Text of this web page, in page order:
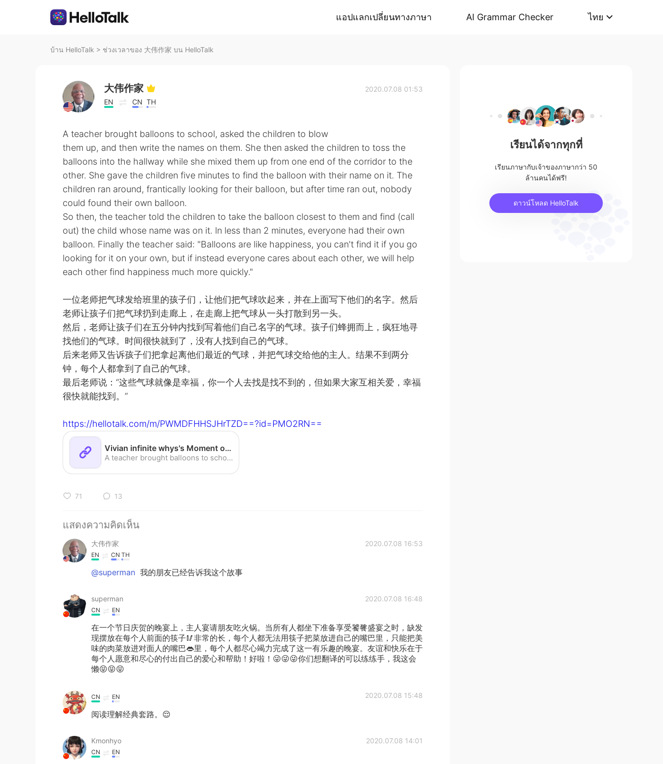
แอปแลกเปลี่ยนทางภาษา AI Grammar Checker ไทย
บ้าน HelloTalk > ช่วงเวลาของ 大伟作家 บน HelloTalk
大伟作家
EN CN TH
2020.07.08 01:53
A teacher brought balloons to school, asked the children to blow
them up, and then write the names on them. She then asked the children to toss the
balloons into the hallway while she mixed them up from one end of the corridor to the
other. She gave the children five minutes to find the balloon with their name on it. The
children ran around, frantically looking for their balloon, but after time ran out, nobody
could found their own balloon.
So then, the teacher told the children to take the balloon closest to them and find (call
out) the child whose name was on it. ln less than 2 minutes, everyone had their own
balloon. Finally the teacher said: "Balloons are like happiness, you can't find it if you go
looking for it on your own, but if instead everyone cares about each other, we will help
each other find happiness much more quickly."
一位老师把气球发给班里的孩子们，让他们把气球吹起来，并在上面写下他们的名字。然后
老师让孩子们把气球扔到走廊上，在走廊上把气球从一头打散到另一头。
然后，老师让孩子们在五分钟内找到写着他们自己名字的气球。孩子们蜂拥而上，疯狂地寻
找他们的气球。时间很快就到了，没有人找到自己的气球。
后来老师又告诉孩子们把拿起离他们最近的气球，并把气球交给他的主人。结果不到两分
钟，每个人都拿到了自己的气球。
最后老师说：“这些气球就像是幸福，你一个人去找是找不到的，但如果大家互相关爱，幸福
很快就能找到。”
https://hellotalk.com/m/PWMDFHHSJHrTZD==?id=PMO2RN==
Vivian infinite whys's Moment on HelloTalk
A teacher brought balloons to school and
71 13
แสดงความคิดเห็น
大伟作家 2020.07.08 16:53
EN CN TH
@superman 我的朋友已经告诉我这个故事
superman 2020.07.08 16:48
CN EN
在一个节日庆贺的晚宴上，主人宴请朋友吃火锅。当所有人都坐下准备享受饕餮盛宴之时，缺发
现摆放在每个人前面的筷子🥢非常的长，每个人都无法用筷子把菜放进自己的嘴巴里，只能把美
味的肉菜放进对面人的嘴巴👄里，每个人都尽心竭力完成了这一有乐趣的晚宴。友谊和快乐在于
每个人愿意和尽心的付出自己的爱心和帮助！好啦！😜😜😜你们想翻译的可以练练手，我这会
懒😝😝😝
2020.07.08 15:48
CN EN
阅读理解经典套路。😌
Kmonhyo 2020.07.08 14:01
CN EN
เรียนได้จากทุกที่
เรียนภาษากับเจ้าของภาษากว่า 50
ล้านคนได้ฟรี!
ดาวน์โหลด HelloTalk